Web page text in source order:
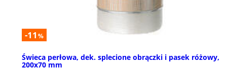
-11 %
Świeca perłowa, dek. splecione obrączki i pasek różowy,
200x70 mm